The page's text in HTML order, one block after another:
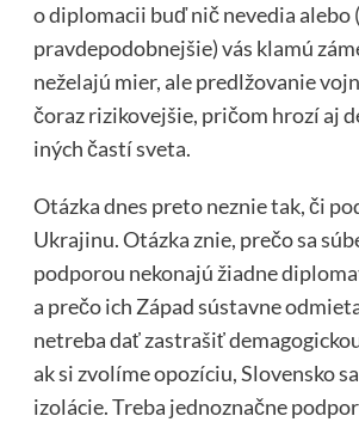
o diplomacii buď nič nevedia alebo
pravdepodobnejšie) vás klamú
neželajú mier, ale predlžovanie
čoraz rizikovejšie, pričom hrozí aj
iných častí sveta.
Otázka dnes preto neznie tak, či
Ukrajinu. Otázka znie, prečo sa
podporou nekonajú žiadne
a prečo ich Západ sústavne
netreba dať zastrašiť
ak si zvolíme opozíciu, Slovensko
izolácie. Treba jednoznačne